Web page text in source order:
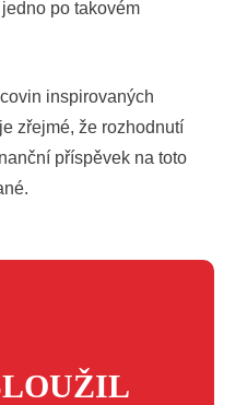
po takovém
inspirovaných
zřejmé, že rozhodnutí
příspěvek na toto